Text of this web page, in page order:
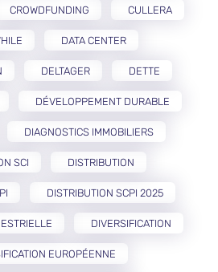
CROWDFUNDING CULLERA
DATA CENTER
DELTAGER DETTE
DÉVELOPPEMENT DURABLE
DIAGNOSTICS IMMOBILIERS
SCI DISTRIBUTION
DISTRIBUTION SCPI 2025
DIVERSIFICATION
EUROPÉENNE